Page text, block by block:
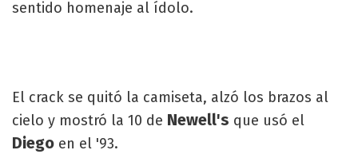
sentido homenaje al ídolo.
El crack se quitó la camiseta, alzó los brazos al
cielo y mostró la 10 de Newell's que usó el
Diego en el '93.